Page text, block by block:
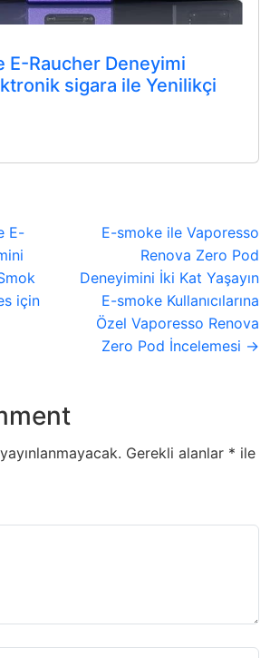
E-Raucher Deneyimi
sigara ile Yenilikçi
E-
için
E-smoke ile Vaporesso
Renova Zero Pod
Deneyimini İki Kat Yaşayın
E-smoke Kullanıcılarına
Özel Vaporesso Renova
Zero Pod İncelemesi →
Gerekli alanlar * ile